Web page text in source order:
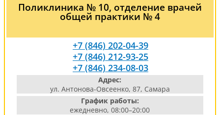
Поликлиника № 10, отделение врачей
общей практики № 4
+7 (846) 202-04-39
+7 (846) 212-93-25
+7 (846) 234-08-03
Адрес:
ул. Антонова-Овсеенко, 87, Самара
График работы:
ежедневно, 08:00–20:00